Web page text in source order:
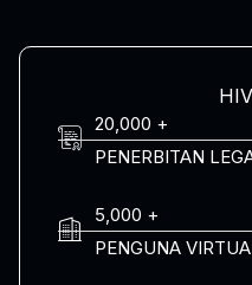
20,000 +
PENERBITAN
5,000 +
PENGUNA